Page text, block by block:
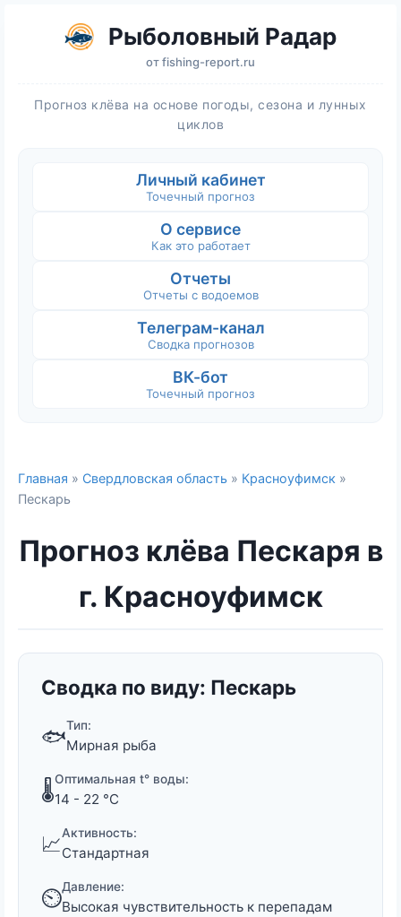
Рыболовный Радар
отfishing-report.ru
Прогноз клёва на основе погоды, сезона и лунных
циклов
Личный кабинет
Точечный прогноз
О сервисе
Как это работает
Отчеты
Отчеты с водоемов
Телеграм-канал
Сводка прогнозов
ВК-бот
Точечный прогноз
Главная » Свердловская область » Красноуфимск »
Пескарь
Прогноз клёва Пескаря в
г. Красноуфимск
Сводка по виду: Пескарь
🐟Тип:
Мирная рыба
🌡️Оптимальная t° воды:
14 - 22 °C
📈Активность:
Стандартная
⏲️Давление:
Высокая чувствительность к перепадам